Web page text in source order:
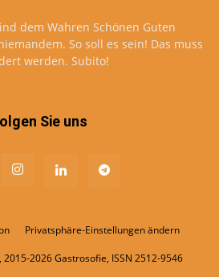
dem Wahren Schönen Guten
So soll es sein! Das muss
werden. Subito!
Sie uns
Privatsphäre-Einstellungen ändern
, 2015-2026 Gastrosofie, ISSN 2512-9546